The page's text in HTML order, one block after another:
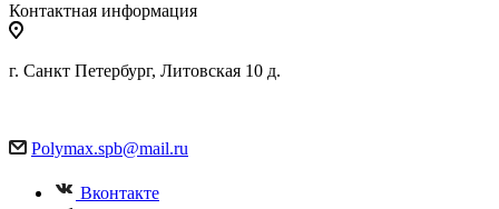
Контактная информация
г. Санкт Петербург, Литовская 10 д.
Polymax.spb@mail.ru
Вконтакте